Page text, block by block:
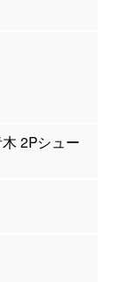
2Pシュー